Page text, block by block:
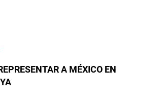
A MÉXICO EN